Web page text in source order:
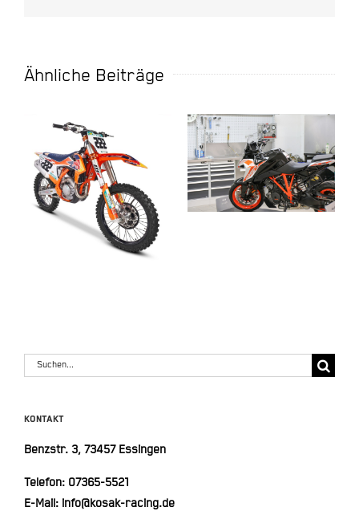
Ähnliche Beiträge
First Look:
KTM Factory
Edition 2020
WERKSTATT –
SHOWROOM
GALLERY
Suche
KONTAKT
Benzstr. 3, 73457 Essingen
Telefon: 07365-5521
E-Mail: info@kosak-racing.de